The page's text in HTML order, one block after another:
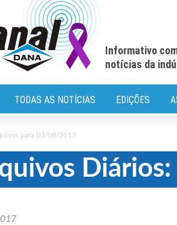
Informativo
notícias da
TODAS AS NOTÍCIAS EDIÇÕES
para 03/08/2017